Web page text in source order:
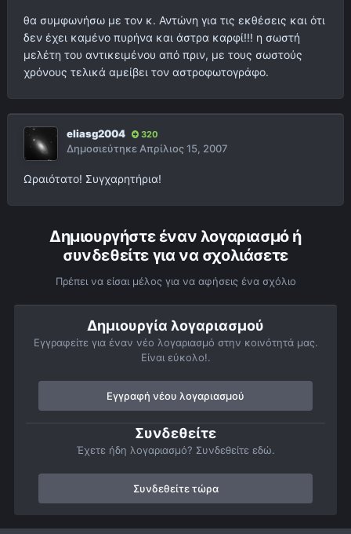
θα συμφωνήσω με τον κ. Αντώνη για τις εκθέσεις και ότι
δεν έχει καμένο πυρήνα και άστρα καρφί!!! η σωστή
μελέτη του αντικειμένου από πριν, με τους σωστούς
χρόνους τελικά αμείβει τον αστροφωτογράφο.
eliasg2004 320
ΔημοσιεύτηκεΑπρίλιος 15, 2007
Ωραιότατο! Συγχαρητήρια!
Δημιουργήστε έναν λογαριασμό ή
συνδεθείτε για να σχολιάσετε
Πρέπει να είσαι μέλος για να αφήσεις ένα σχόλιο
Δημιουργία λογαριασμού
Εγγραφείτε για έναν νέο λογαριασμό στην κοινότητά μας.
Είναι εύκολο!.
Εγγραφή νέου λογαριασμού
Συνδεθείτε
Έχετε ήδη λογαριασμό? Συνδεθείτε εδώ.
Συνδεθείτε τώρα